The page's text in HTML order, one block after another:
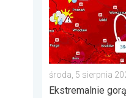
środa, 5 sierpnia
Ekstremalnie